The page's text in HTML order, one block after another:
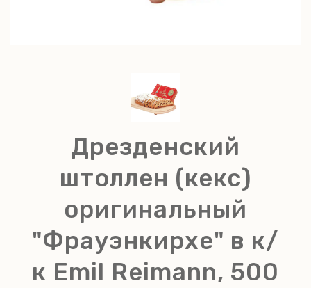
Дрезденский
штоллен (кекс)
оригинальный
"Фрауэнкирхе" в к/
к Emil Reimann, 500